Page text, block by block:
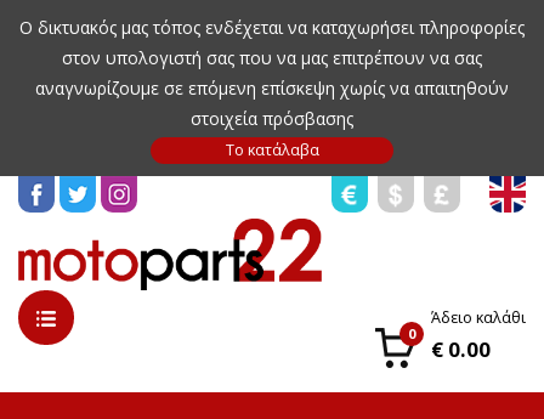
Ο δικτυακός μας τόπος ενδέχεται να καταχωρήσει πληροφορίες
στον υπολογιστή σας που να μας επιτρέπουν να σας
αναγνωρίζουμε σε επόμενη επίσκεψη χωρίς να απαιτηθούν
στοιχεία πρόσβασης
0
Άδειο καλάθι
€ 0.00